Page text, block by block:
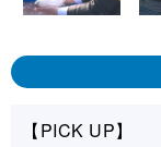
【PICK UP】